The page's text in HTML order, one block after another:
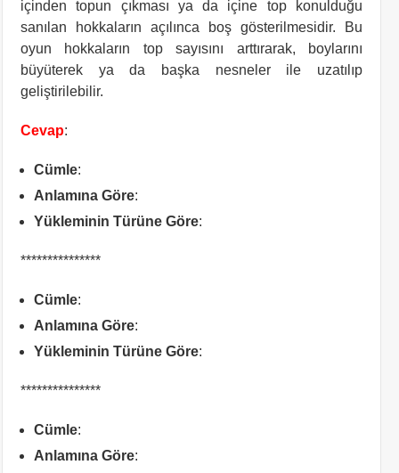
içinden topun çıkması ya da içine top konulduğu
sanılan hokkaların açılınca boş gösterilmesidir. Bu
oyun hokkaların top sayısını arttırarak, boylarını
büyüterek ya da başka nesneler ile uzatılıp
geliştirilebilir.
Cevap:
Cümle:
Anlamına Göre:
Yükleminin Türüne Göre:
***************
Cümle:
Anlamına Göre:
Yükleminin Türüne Göre:
***************
Cümle:
Anlamına Göre: